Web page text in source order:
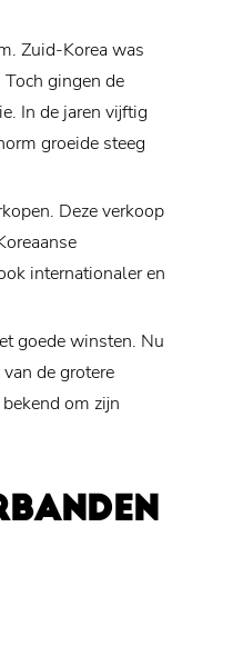
Zuid-Korea was
Toch gingen de
In de jaren vijftig
groeide steeg
Deze verkoop
internationaler en
goede winsten. Nu
de grotere
om zijn